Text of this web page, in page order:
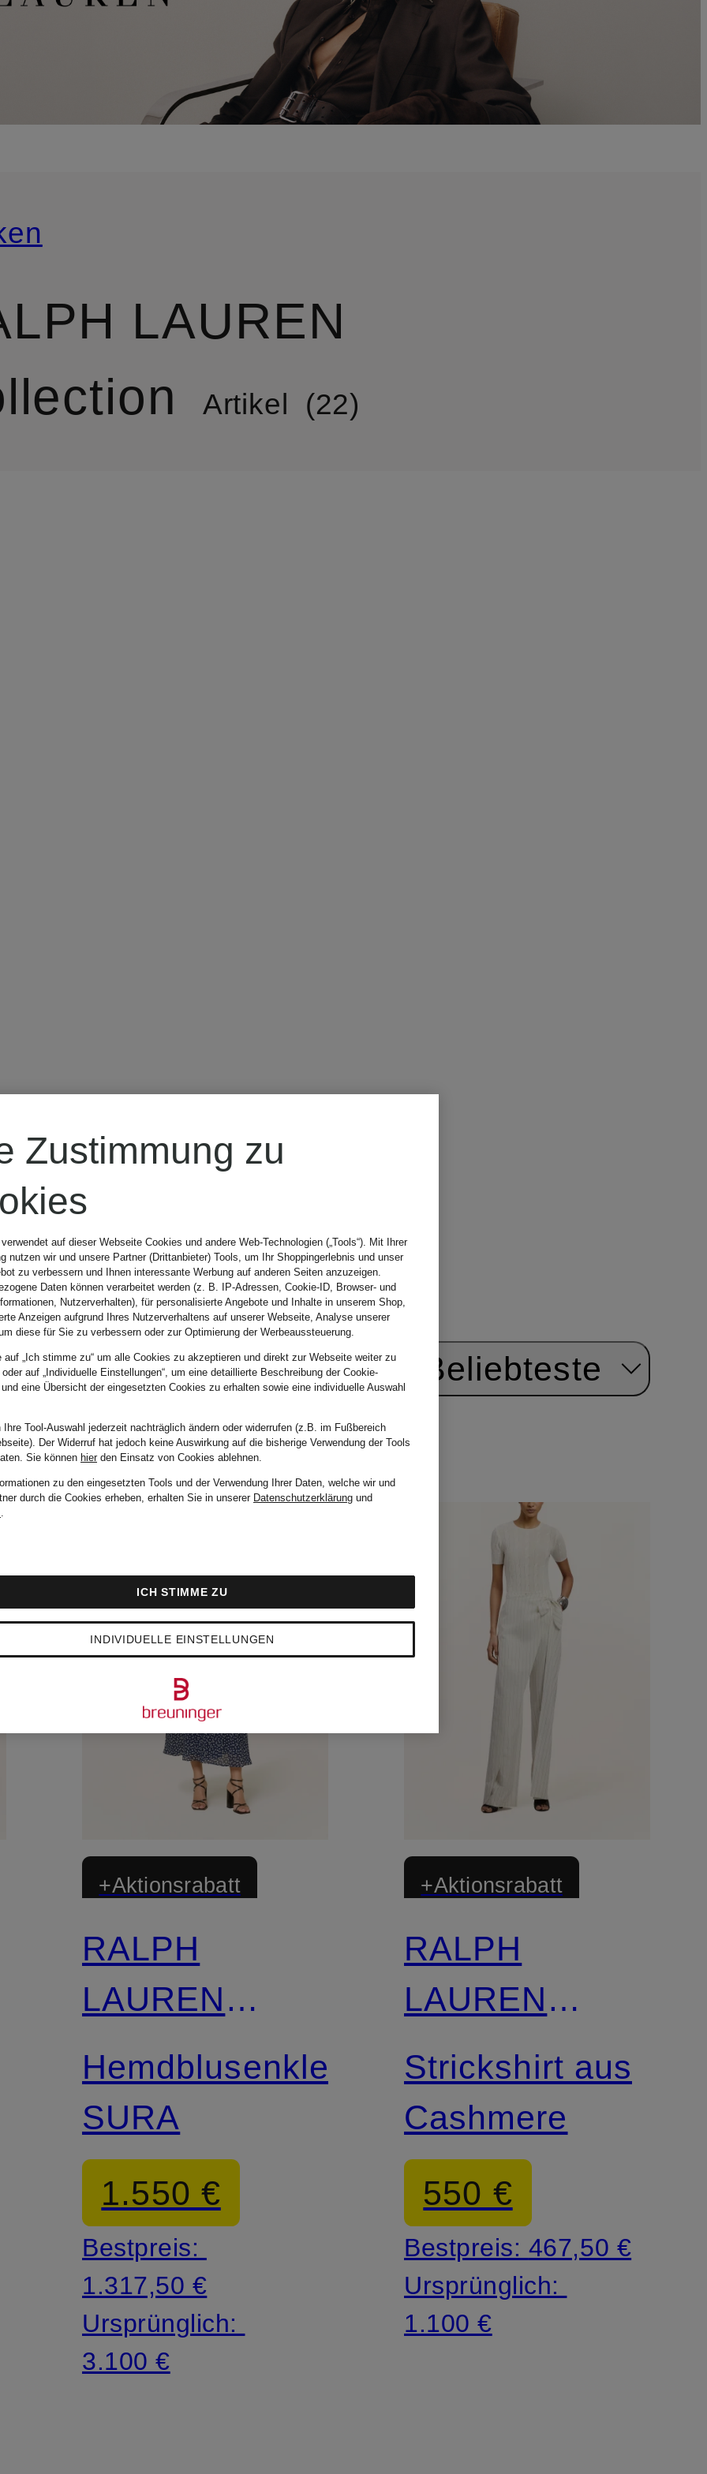
LAUREN
Artikel 22
Farbe
Sortieren nach: Beliebteste
+Aktionsrabatt
RALPH
LAUREN
Collection
Hemdblusenkleid
SURA
1.550 €
Bestpreis:
1.317,50 €
Ursprünglich:
3.100 €
+Aktionsrabatt
RALPH
LAUREN
Collection
Strickshirt aus
Cashmere
550 €
Bestpreis: 467,50 €
Ursprünglich:
1.100 €
Zustimmung zu
auf dieser Webseite Cookies und andere Web-Technologien („Tools“). Mit Ihrer
nutzen wir und unsere Partner (Drittanbieter) Tools, um Ihr Shoppingerlebnis und unser
zu verbessern und Ihnen interessante Werbung auf anderen Seiten anzuzeigen.
Daten können verarbeitet werden (z. B. IP-Adressen, Cookie-ID, Browser- und
Nutzerverhalten), für personalisierte Angebote und Inhalte in unserem Shop,
Anzeigen aufgrund Ihres Nutzerverhaltens auf unserer Webseite, Analyse unserer
diese für Sie zu verbessern oder zur Optimierung der Werbeaussteuerung.
auf „Ich stimme zu“ um alle Cookies zu akzeptieren und direkt zur Webseite weiter zu
auf „Individuelle Einstellungen“, um eine detaillierte Beschreibung der Cookie-
eine Übersicht der eingesetzten Cookies zu erhalten sowie eine individuelle Auswahl
Ihre Tool-Auswahl jederzeit nachträglich ändern oder widerrufen (z.B. im Fußbereich
Der Widerruf hat jedoch keine Auswirkung auf die bisherige Verwendung der Tools
Sie können hierden Einsatz von Cookies ablehnen.
zu den eingesetzten Tools und der Verwendung Ihrer Daten, welche wir und
durch die Cookies erheben, erhalten Sie in unserer Datenschutzerklärung und
.
INDIVIDUELLE EINSTELLUNGEN
ICH STIMME ZU